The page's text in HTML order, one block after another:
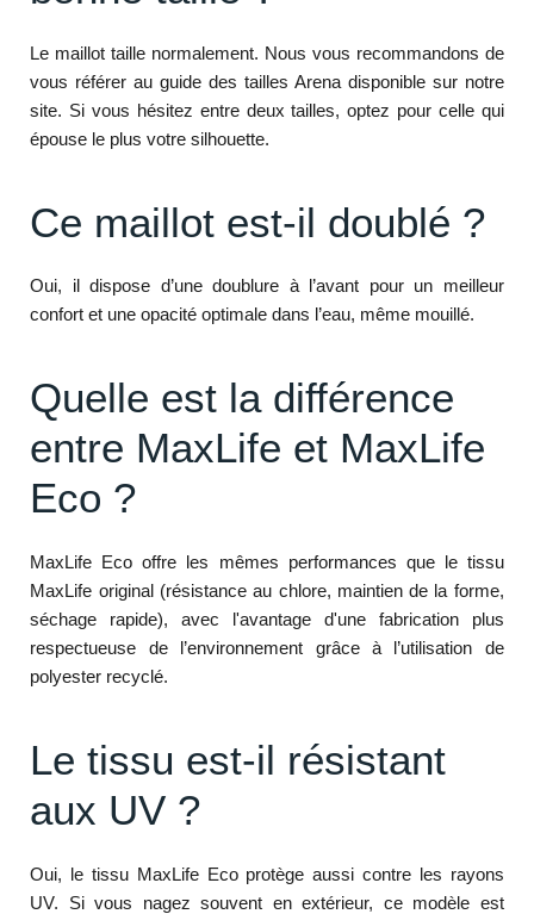
Le maillot taille normalement. Nous vous recommandons de
vous référer au guide des tailles Arena disponible sur notre
site. Si vous hésitez entre deux tailles, optez pour celle qui
épouse le plus votre silhouette.
Ce maillot est-il doublé ?
Oui, il dispose d’une doublure à l’avant pour un meilleur
confort et une opacité optimale dans l’eau, même mouillé.
Quelle est la différence
entre MaxLife et MaxLife
Eco ?
MaxLife Eco offre les mêmes performances que le tissu
MaxLife original (résistance au chlore, maintien de la forme,
séchage rapide), avec l'avantage d'une fabrication plus
respectueuse de l’environnement grâce à l’utilisation de
polyester recyclé.
Le tissu est-il résistant
aux UV ?
Oui, le tissu MaxLife Eco protège aussi contre les rayons
UV. Si vous nagez souvent en extérieur, ce modèle est